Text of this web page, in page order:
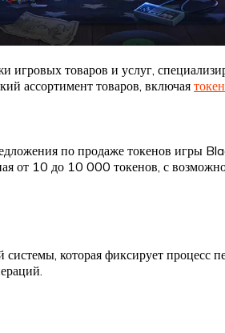
товаров и услуг,
ассортимент товаров, включая
по продаже токенов игры
от 10 до 10 000 токенов, с
которая фиксирует процесс